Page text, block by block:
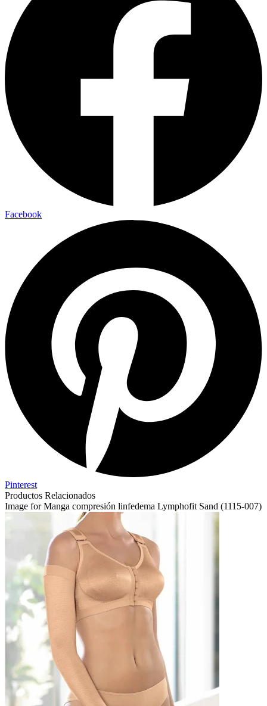
Facebook
Pinterest
Productos Relacionados
Image for Manga compresión linfedema Lymphofit Sand (1115-007)